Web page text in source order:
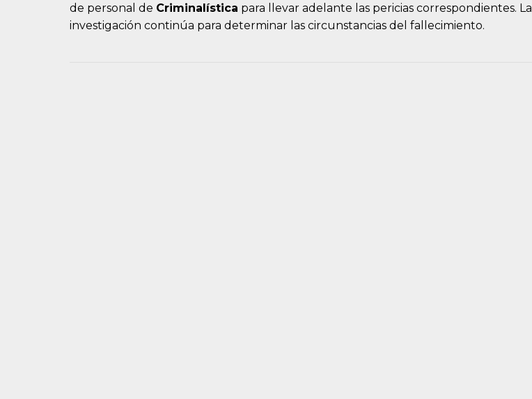
de personal de Criminalística para llevar adelante las pericias correspondientes. La
investigación continúa para determinar las circunstancias del fallecimiento.